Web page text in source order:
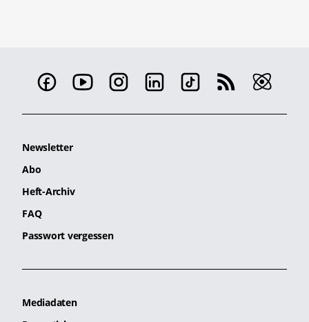
Newsletter
Abo
Heft-Archiv
FAQ
Passwort vergessen
Mediadaten